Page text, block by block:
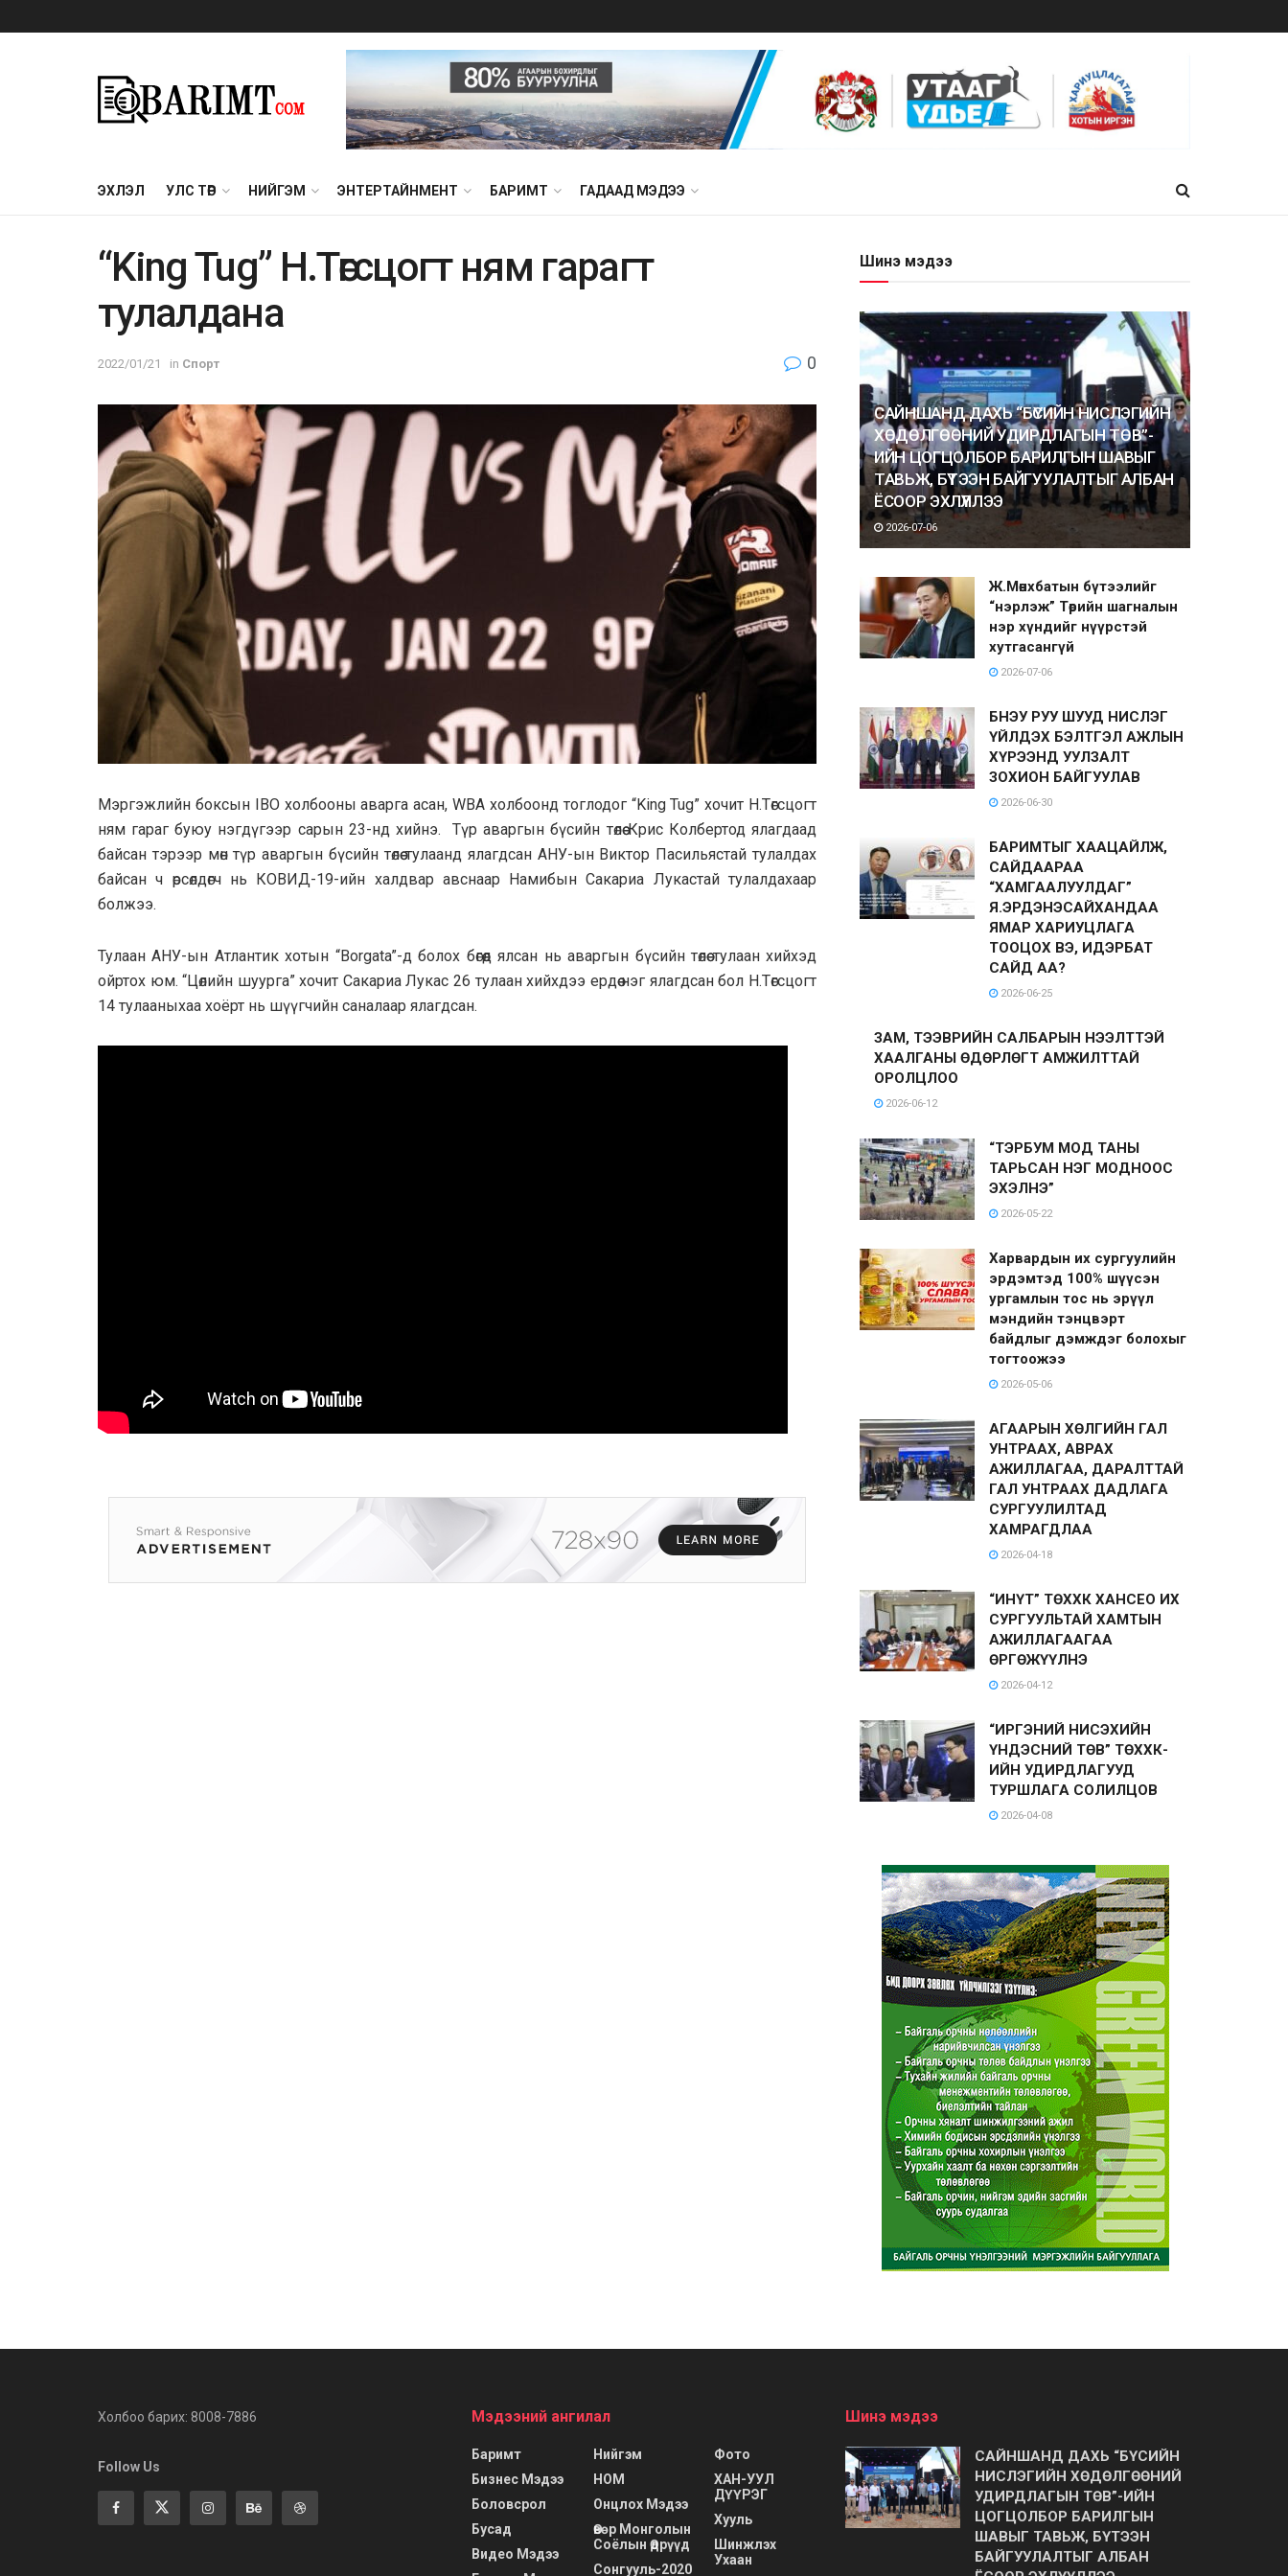
ЭХЛЭЛ УЛС ТӨР НИЙГЭМ ЭНТЕРТАЙНМЕНТ БАРИМТ ГАДААД МЭДЭЭ
“King Tug” Н.Төгсцогт ням гарагт
тулалдана
2022/01/21 in Спорт 0
Мэргэжлийн боксын IBO холбооны аварга асан, WBA холбоонд тоглодог “King Tug” хочит Н.Төгсцогт
ням гараг буюу нэгдүгээр сарын 23-нд хийнэ. Түр аваргын бүсийн төлөө Крис Колбертод ялагдаад
байсан тэрээр мөн түр аваргын бүсийн төлөө тулаанд ялагдсан АНУ-ын Виктор Пасильястай тулалдах
байсан ч өрсөлдөгч нь КОВИД-19-ийн халдвар авснаар Намибын Сакариа Лукастай тулалдахаар
болжээ.
Тулаан АНУ-ын Атлантик хотын “Borgata”-д болох бөгөөд ялсан нь аваргын бүсийн төлөө тулаан хийхэд
ойртох юм. “Цөлийн шуурга” хочит Сакариа Лукас 26 тулаан хийхдээ ердөө нэг ялагдсан бол Н.Төгсцогт
14 тулааныхаа хоёрт нь шүүгчийн саналаар ялагдсан.
Шинэ мэдээ
САЙНШАНД ДАХЬ “БҮСИЙН НИСЛЭГИЙН
ХӨДӨЛГӨӨНИЙ УДИРДЛАГЫН ТӨВ”-
ИЙН ЦОГЦОЛБОР БАРИЛГЫН ШАВЫГ
ТАВЬЖ, БҮТЭЭН БАЙГУУЛАЛТЫГ АЛБАН
ЁСООР ЭХЛҮҮЛЛЭЭ
2026-07-06
Ж.Мөнхбатын бүтээлийг
“нэрлэж” Төрийн шагналын
нэр хүндийг нүүрстэй
хутгасангүй
2026-07-06
БНЭУ РУУ ШУУД НИСЛЭГ
ҮЙЛДЭХ БЭЛТГЭЛ АЖЛЫН
ХҮРЭЭНД УУЛЗАЛТ
ЗОХИОН БАЙГУУЛАВ
2026-06-30
БАРИМТЫГ ХААЦАЙЛЖ,
САЙДААРАА
“ХАМГААЛУУЛДАГ”
Я.ЭРДЭНЭСАЙХАНДАА
ЯМАР ХАРИУЦЛАГА
ТООЦОХ ВЭ, ИДЭРБАТ
САЙД АА?
2026-06-25
ЗАМ, ТЭЭВРИЙН САЛБАРЫН НЭЭЛТТЭЙ
ХААЛГАНЫ ӨДӨРЛӨГТ АМЖИЛТТАЙ
ОРОЛЦЛОО
2026-06-12
“ТЭРБУМ МОД ТАНЫ
ТАРЬСАН НЭГ МОДНООС
ЭХЭЛНЭ”
2026-05-22
Харвардын их сургуулийн
эрдэмтэд 100% шүүсэн
ургамлын тос нь эрүүл
мэндийн тэнцвэрт
байдлыг дэмждэг болохыг
тогтоожээ
2026-05-06
АГААРЫН ХӨЛГИЙН ГАЛ
УНТРААХ, АВРАХ
АЖИЛЛАГАА, ДАРАЛТТАЙ
ГАЛ УНТРААХ ДАДЛАГА
СУРГУУЛИЛТАД
ХАМРАГДЛАА
2026-04-18
“ИНҮТ” ТӨХХК ХАНСЕО ИХ
СУРГУУЛЬТАЙ ХАМТЫН
АЖИЛЛАГААГАА
ӨРГӨЖҮҮЛНЭ
2026-04-12
“ИРГЭНИЙ НИСЭХИЙН
ҮНДЭСНИЙ ТӨВ” ТӨХХК-
ИЙН УДИРДЛАГУУД
ТУРШЛАГА СОЛИЛЦОВ
2026-04-08
Холбоо барих: 8008-7886
Follow Us
Мэдээний ангилал
Баримт
Бизнес Мэдээ
Боловсрол
Бусад
Видео Мэдээ
Нийгэм
НОМ
Онцлох Мэдээ
Өвөр Монголын
Соёлын Өдрүүд
Сонгууль-2020
Фото
ХАН-УУЛ
ДҮҮРЭГ
Хууль
Шинжлэх
Ухаан
Шинэ мэдээ
САЙНШАНД ДАХЬ “БҮСИЙН
НИСЛЭГИЙН ХӨДӨЛГӨӨНИЙ
УДИРДЛАГЫН ТӨВ”-ИЙН
ЦОГЦОЛБОР БАРИЛГЫН
ШАВЫГ ТАВЬЖ, БҮТЭЭН
БАЙГУУЛАЛТЫГ АЛБАН